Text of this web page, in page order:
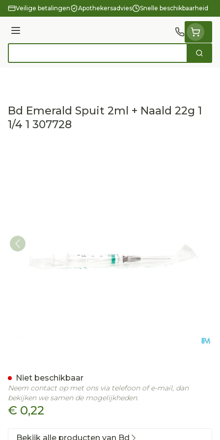
Ga naar de inhoud
Veilige betalingen Apothekersadvies Snelle beschikbaarheid
Menu
Zoek
Bd Emerald Spuit 2ml + Naald 22g 1
1/4 1 307728
€ 0,22
Niet beschikbaar
Neem contact op met ons via telefoon of e-mail, dan
bekijken we samen de mogelijkheden.
Bekijk alle producten van Bd